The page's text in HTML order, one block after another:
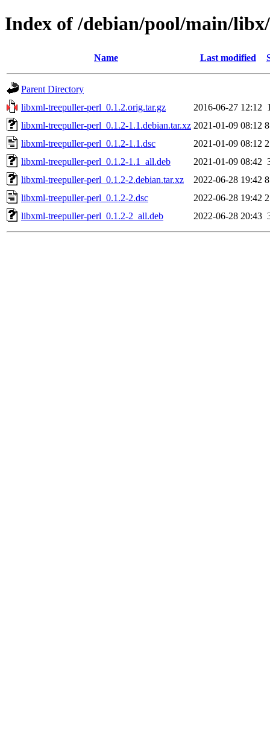
Index of /debian/pool/main/
Name Last modified
Parent Directory
libxml-treepuller-perl_0.1.2.orig.tar.gz
2016-06-27 12:12
libxml-treepuller-perl_0.1.2-1.1.debian.tar.xz 2021-01-09 08:12
libxml-treepuller-perl_0.1.2-1.1.dsc
2021-01-09 08:12
libxml-treepuller-perl_0.1.2-1.1_all.deb
2021-01-09 08:42
libxml-treepuller-perl_0.1.2-2.debian.tar.xz
2022-06-28 19:42
libxml-treepuller-perl_0.1.2-2.dsc
2022-06-28 19:42
libxml-treepuller-perl_0.1.2-2_all.deb
2022-06-28 20:43